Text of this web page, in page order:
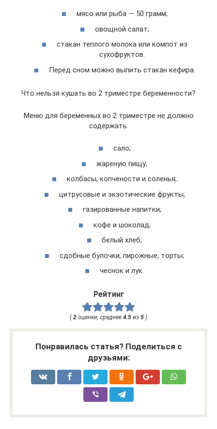
мясо или рыба — 50 грамм;
овощной салат;
стакан теплого молока или компот из
сухофруктов.
Перед сном можно выпить стакан кефира.
Что нельзя кушать во 2 триместре беременности?
Меню для беременных во 2 триместре не должно
содержать:
сало;
жареную пищу;
колбасы, копчености и соленья;
цитрусовые и экзотические фрукты;
газированные напитки;
кофе и шоколад;
белый хлеб;
сдобные булочки, пирожные, торты;
чеснок и лук.
Рейтинг
(2 оценки, среднее 4.5 из 5 )
Понравилась статья? Поделиться с
друзьями: